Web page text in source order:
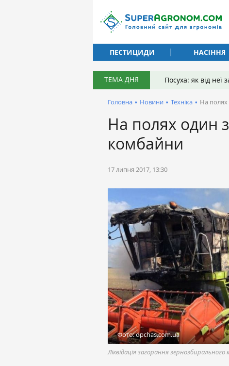
ПЕСТИЦИДИ
НАСІННЯ
ТЕМА ДНЯ Посуха: як від
Головна • Новини • Техніка • На
На полях один
комбайни
17 липня 2017, 13:30
Фото: dpchas.com.ua
Ліквідація загорання зернозбирального